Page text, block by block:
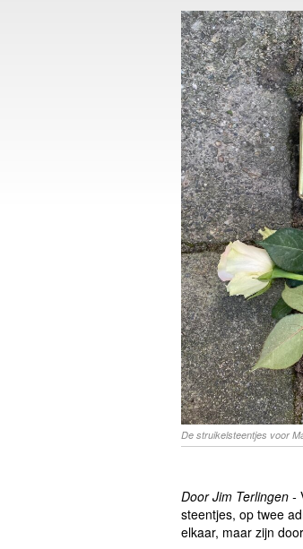
De struikelsteentjes voor
Door Jim Terlingen -
steentjes, op twee
elkaar, maar zijn